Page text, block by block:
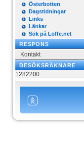
Österbotten
Dagstidningar
Links
Länkar
Sök på Loffe.net
RESPONS
Kontakt
BESÖKSRÄKNARE
1282200